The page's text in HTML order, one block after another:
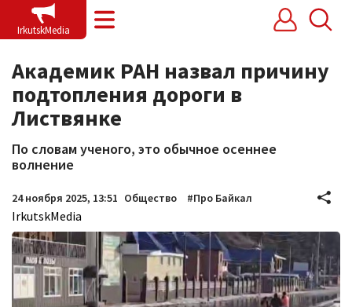
IrkutskMedia.ru
Новости
В России
Иркутск
Игры
Опросы
Прямые эфиры
Карточки
IrkutskMedia
Академик РАН назвал причину
подтопления дороги в
Листвянке
По словам ученого, это обычное осеннее
волнение
24 ноября 2025, 13:51 Общество #Про Байкал
IrkutskMedia